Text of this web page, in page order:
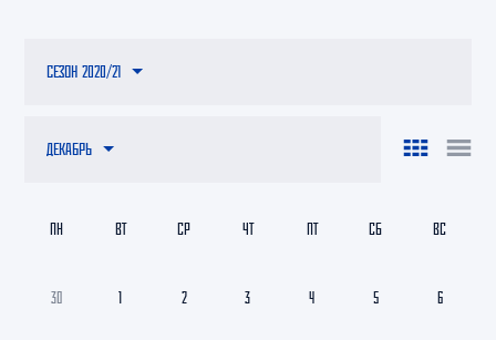
ДЕКАБРЬ
СЕЗОН 2020/21
30 1 2 3 4 5 6
ПН ВТ СР ЧТ ПТ СБ ВС